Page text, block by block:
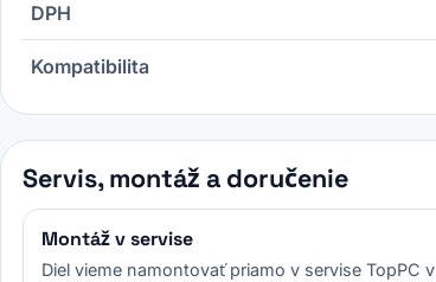
DPH
Kompatibilita
Servis, montáž a doručenie
Montáž v servise
Diel vieme namontovať priamo v servise TopPC v